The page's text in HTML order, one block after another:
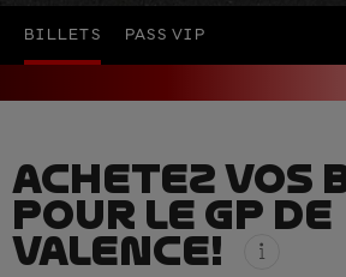
BILLETS PASS VIP
ACHETEZ VOS
POUR LE GP DE
VALENCE!